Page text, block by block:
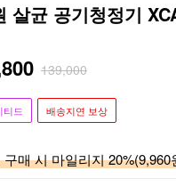
살균 공기청정기
139,000
티드 배송지연 보상
구매 시 마일리지 20%(9,960